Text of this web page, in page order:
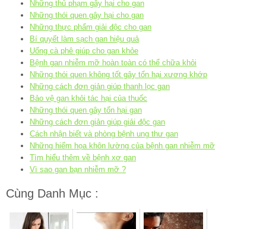
Những thủ phạm gây hại cho gan
Những thói quen gây hại cho gan
Những thực phẩm giải độc cho gan
Bí quyết làm sạch gan hiệu quả
Uống cà phê giúp cho gan khỏe
Bệnh gan nhiễm mỡ hoàn toàn có thể chữa khỏi
Những thói quen không tốt gây tổn hại xương khớp
Những cách đơn giản giúp thanh lọc gan
Bảo vệ gan khỏi tác hại của thuốc
Những thói quen gây tổn hại gan
Những cách đơn giản giúp giải độc gan
Cách nhận biết và phòng bệnh ung thư gan
Những hiểm họa khôn lường của bệnh gan nhiễm mỡ
Tìm hiểu thêm về bệnh xơ gan
Vì sao gan bạn nhiễm mỡ ?
Cùng Danh Mục :